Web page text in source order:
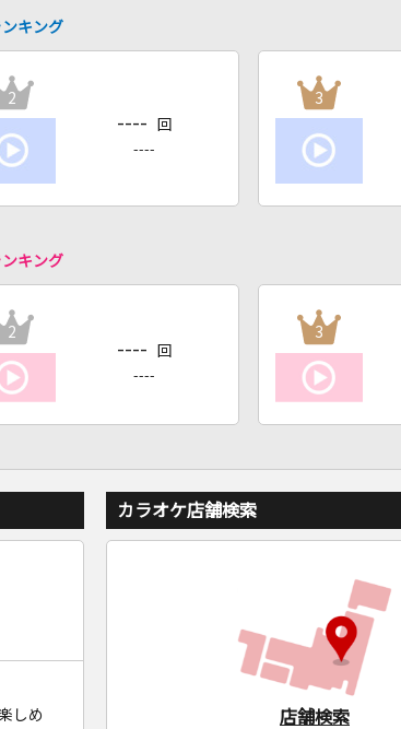
キング
2
---- 回
----
3
キング
2
---- 回
----
3
しめ
カラオケ店舗検索
店舗検索